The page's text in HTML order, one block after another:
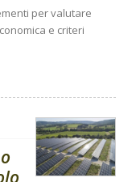
per valutare
e criteri